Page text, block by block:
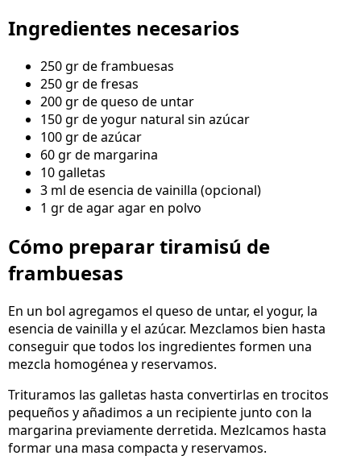
Ingredientes necesarios
250 gr de frambuesas
250 gr de fresas
200 gr de queso de untar
150 gr de yogur natural sin azúcar
100 gr de azúcar
60 gr de margarina
10 galletas
3 ml de esencia de vainilla (opcional)
1 gr de agar agar en polvo
Cómo preparar tiramisú de
frambuesas
En un bol agregamos el queso de untar, el yogur, la
esencia de vainilla y el azúcar. Mezclamos bien hasta
conseguir que todos los ingredientes formen una
mezcla homogénea y reservamos.
Trituramos las galletas hasta convertirlas en trocitos
pequeños y añadimos a un recipiente junto con la
margarina previamente derretida. Mezlcamos hasta
formar una masa compacta y reservamos.